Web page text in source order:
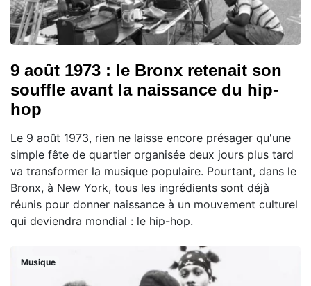
9 août 1973 : le Bronx retenait son
souffle avant la naissance du hip-
hop
Le 9 août 1973, rien ne laisse encore présager qu'une
simple fête de quartier organisée deux jours plus tard
va transformer la musique populaire. Pourtant, dans le
Bronx, à New York, tous les ingrédients sont déjà
réunis pour donner naissance à un mouvement culturel
qui deviendra mondial : le hip-hop.
Musique